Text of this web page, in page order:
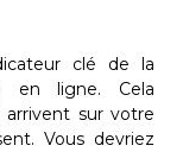
clé de la
en ligne. Cela
sur votre
Vous devriez